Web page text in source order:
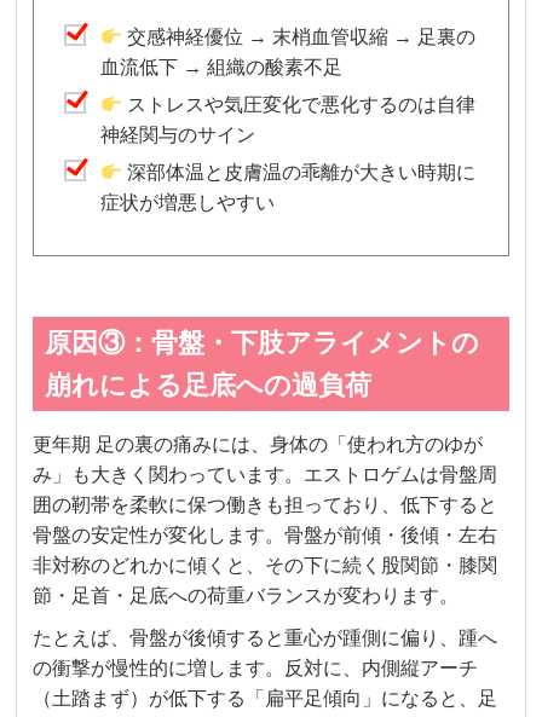
交感神経優位 → 末梢血管収縮 → 足裏の
血流低下 → 組織の酸素不足
ストレスや気圧変化で悪化するのは自律
神経関与のサイン
深部体温と皮膚温の乖離が大きい時期に
症状が増悪しやすい
原因③：骨盤・下肢アライメントの
崩れによる足底への過負荷
更年期 足の裏の痛みには、身体の「使われ方のゆが
み」も大きく関わっています。エストロゲムは骨盤周
囲の靭帯を柔軟に保つ働きも担っており、低下すると
骨盤の安定性が変化します。骨盤が前傾・後傾・左右
非対称のどれかに傾くと、その下に続く股関節・膝関
節・足首・足底への荷重バランスが変わります。
たとえば、骨盤が後傾すると重心が踵側に偏り、踵へ
の衝撃が慢性的に増します。反対に、内側縦アーチ
（土踏まず）が低下する「扁平足傾向」になると、足